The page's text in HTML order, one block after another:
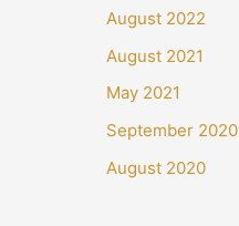
August 2022
August 2021
May 2021
September 2020
August 2020